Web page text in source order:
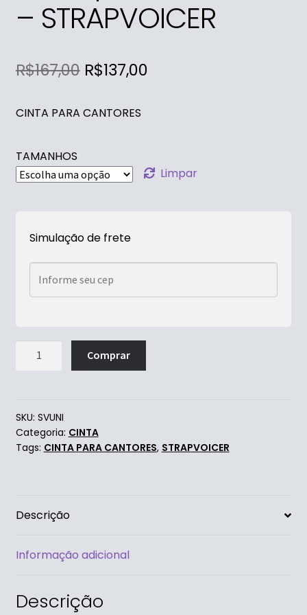
– STRAPVOICER
R$167,00 R$137,00
CINTA PARA CANTORES
TAMANHOS
Limpar
Simulação de frete
Comprar
SKU: SVUNI
Categoria: CINTA
Tags: CINTA PARA CANTORES, STRAPVOICER
Descrição
Informação adicional
Descrição